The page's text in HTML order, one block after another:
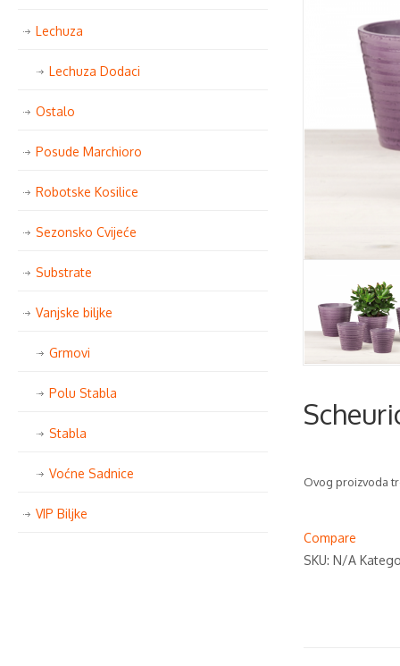
Ovog proizvoda
Compare
SKU: N/A
Lechuza
Lechuza Dodaci
Ostalo
Posude Marchioro
Robotske Kosilice
Sezonsko Cvijeće
Substrate
Vanjske biljke
Grmovi
Polu Stabla
Stabla
Voćne Sadnice
VIP Biljke